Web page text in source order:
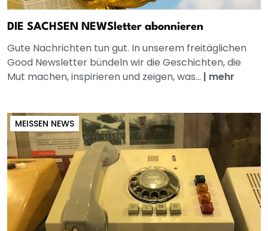
DIE SACHSEN NEWSletter abonnieren
Gute Nachrichten tun gut. In unserem freitäglichen
Good Newsletter bündeln wir die Geschichten, die
Mut machen, inspirieren und zeigen, was... | mehr
MEISSEN NEWS